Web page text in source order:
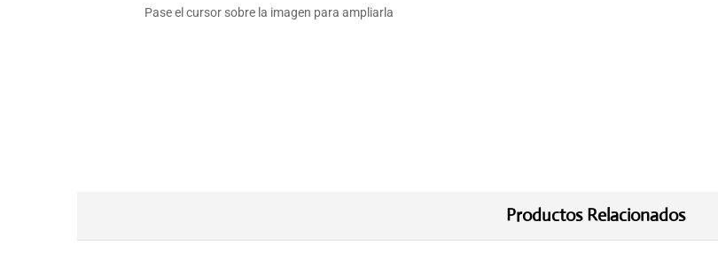
Pase el cursor sobre la imagen para ampliarla
Productos Relacionados